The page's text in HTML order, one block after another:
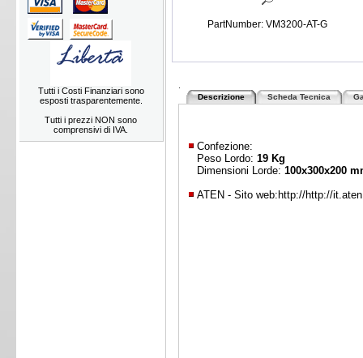
Tutti i Costi Finanziari sono
esposti trasparentemente.
Tutti i prezzi NON sono
comprensivi di IVA.
PartNumber: VM3200-AT-G
Descrizione Scheda Tecnica
Confezione:
Peso Lordo: 19 Kg
Dimensioni Lorde:100x300x200
ATEN - Sito web: http://http://